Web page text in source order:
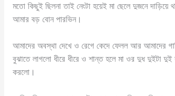
মতো কিছুই ছিলনা তাই নেংটা হয়েই মা ছেলে দুজনে
আমার বড় বোন পারভিন।
আমাদের অবস্থা দেখে ও রেগে কেদে ফেলল আর আমাদের
বুঝাতে লাগলো ধীরে ধীরে ও শান্ত হলে মা ওর দুধ দুইটা দুই
করলো।